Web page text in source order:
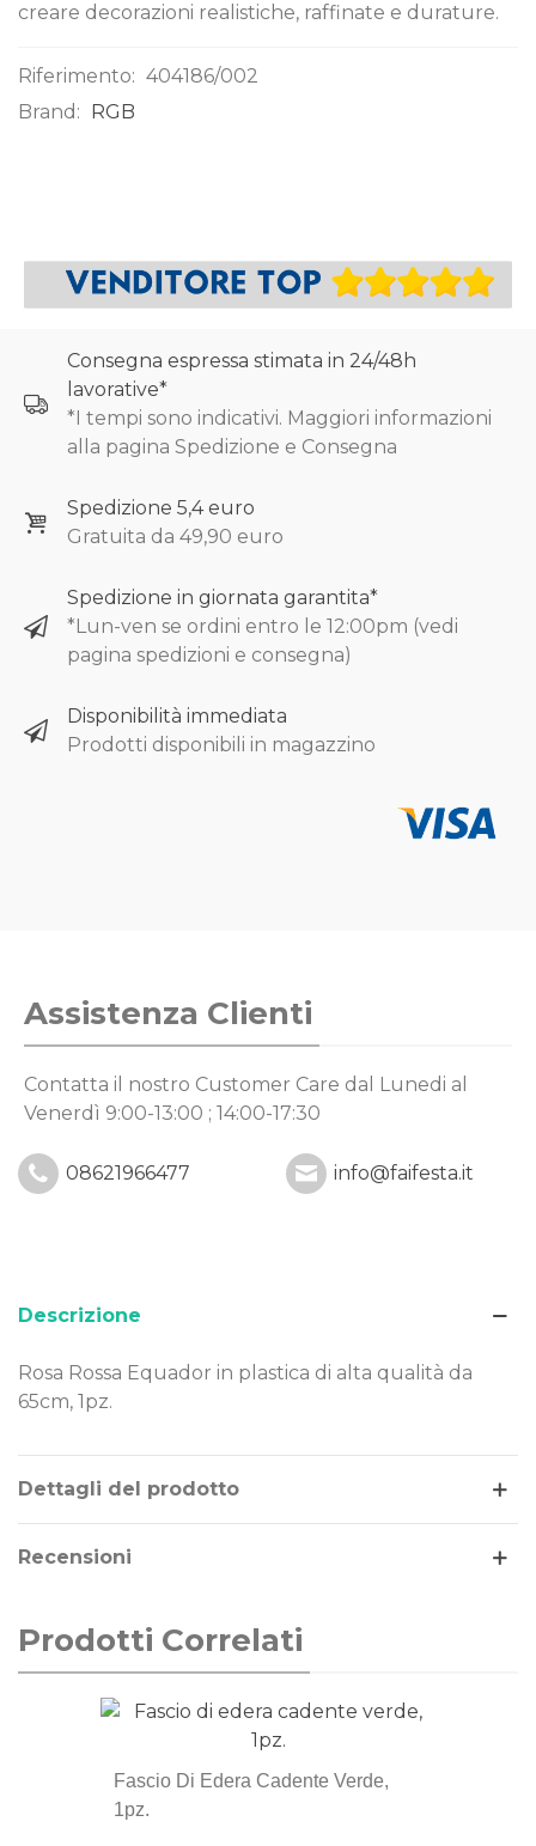
creare decorazioni realistiche, raffinate e durature.
Riferimento: 404186/002
Brand:
RGB
Consegna espressa stimata in 24/48h
lavorative*
*I tempi sono indicativi. Maggiori informazioni
alla pagina Spedizione e Consegna
Spedizione 5,4 euro
Gratuita da 49,90 euro
Spedizione in giornata garantita*
*Lun-ven se ordini entro le 12:00pm (vedi
pagina spedizioni e consegna)
Disponibilità immediata
Prodotti disponibili in magazzino
Assistenza Clienti
Contatta il nostro Customer Care dal Lunedi al
Venerdì 9:00-13:00 ; 14:00-17:30
08621966477 info@faifesta.it
Descrizione
Rosa Rossa Equador in plastica di alta qualità da
65cm, 1pz.
Dettagli del prodotto
Recensioni
Prodotti Correlati
Fascio Di Edera Cadente Verde,
1pz.